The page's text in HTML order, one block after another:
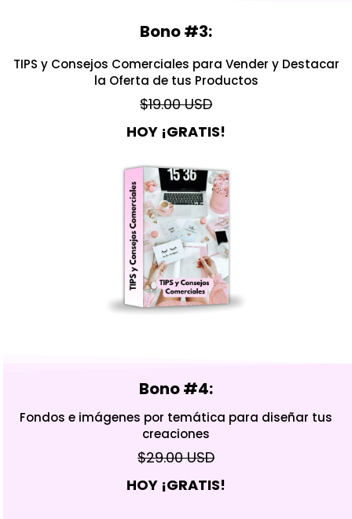
Bono #3:
TIPS y Consejos Comerciales para Vender y Destacar
la Oferta de tus Productos
$19.00 USD
HOY ¡GRATIS!
Bono #4:
Fondos e imágenes por temática para diseñar tus
creaciones​
$29.00 USD
HOY ¡GRATIS!